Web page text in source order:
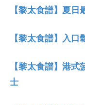
【黎太食譜】夏
【黎太食譜】入
【黎太食譜】港
士